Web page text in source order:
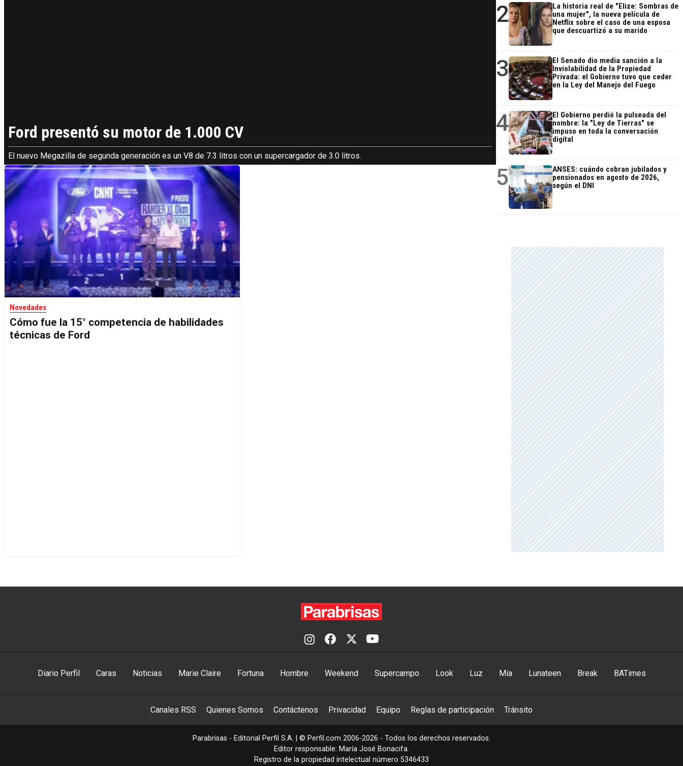
Ford presentó su motor de 1.000 CV
El nuevo Megazilla de segunda generación es un V8 de 7.3 litros con un supercargador de 3.0 litros.
Novedades
Cómo fue la 15° competencia de habilidades
técnicas de Ford
2
La historia real de "Elize: Sombras de
una mujer", la nueva película de
Netflix sobre el caso de una esposa
que descuartizó a su marido
3
El Senado dio media sanción a la
Inviolabilidad de la Propiedad
Privada: el Gobierno tuvo que ceder
en la Ley del Manejo del Fuego
4
El Gobierno perdió la pulseada del
nombre: la "Ley de Tierras" se
impuso en toda la conversación
digital
5
ANSES: cuándo cobran jubilados y
pensionados en agosto de 2026,
según el DNI
Diario Perfil Caras Noticias Marie Claire Fortuna Hombre Weekend Supercampo Look Luz Mía Lunateen Break BATimes
Canales RSS Quienes Somos Contáctenos Privacidad Equipo Reglas de participación Tránsito
Parabrisas - Editorial Perfil S.A. | © Perfil.com 2006-2026 - Todos los derechos reservados.
Editor responsable: María José Bonacifa.
Registro de la propiedad intelectual número 5346433